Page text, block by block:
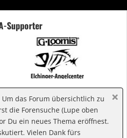
Supporter
das Forum übersichtlich zu
die Forensuche (Lupe oben
Du ein neues Thema eröffnest.
Vielen Dank fürs